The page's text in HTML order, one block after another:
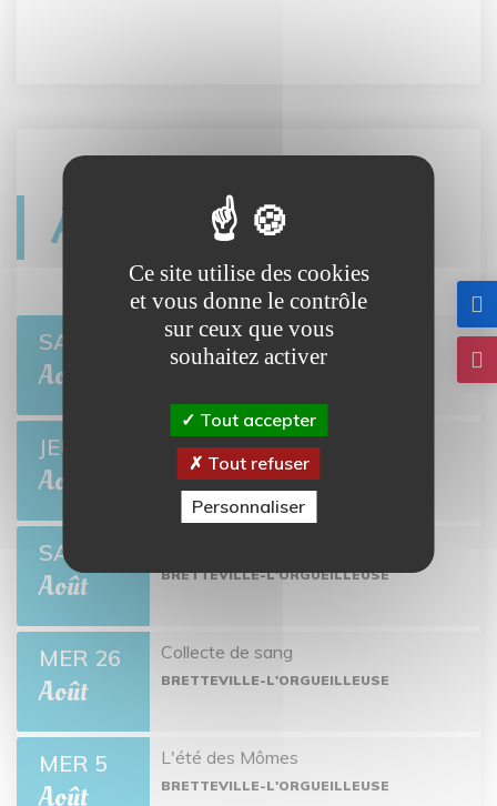
Agenda
SAM 8
Août
Open de pétanque
BRETTEVILLE-L'ORGUEILLEUSE
JEU 13
Août
Ciné-môme : Ponyo
BRETTEVILLE-L'ORGUEILLEUSE
SAM 22
Août BRETTEVILLE-L'ORGUEILLEUSE
MER 26
Août
Collecte de sang
BRETTEVILLE-L'ORGUEILLEUSE
MER 5
Août
L'été des Mômes
BRETTEVILLE-L'ORGUEILLEUSE
Ce site utilise des cookies
et vous donne le contrôle
sur ceux que vous
souhaitez activer
Tout accepter
Tout refuser
Personnaliser